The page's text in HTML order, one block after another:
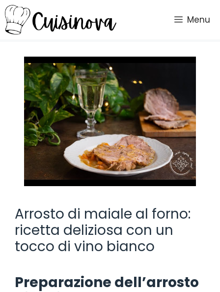
Vai
al
contenuto
Menu
Arrosto di maiale al forno:
ricetta deliziosa con un
tocco di vino bianco
Preparazione dell’arrosto